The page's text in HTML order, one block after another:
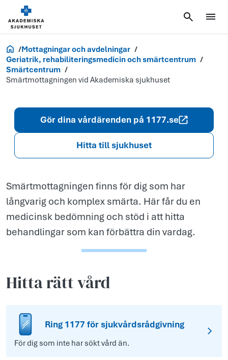
Akademiska.se
Mottagningar och avdelningar
Geriatrik, rehabiliteringsmedicin och smärtcentrum
Smärtcentrum
Smärtmottagningen vid Akademiska sjukhuset
sjukhuset
Gör dina vårdärenden på 1177.se
Hitta till sjukhuset
Smärtmottagningen finns för dig som har
långvarig och komplex smärta. Här får du en
medicinsk bedömning och stöd i att hitta
behandlingar som kan förbättra din vardag.
Hitta rätt vård
Ring 1177 för sjukvårdsrådgivning
För dig som inte har sökt vård än.